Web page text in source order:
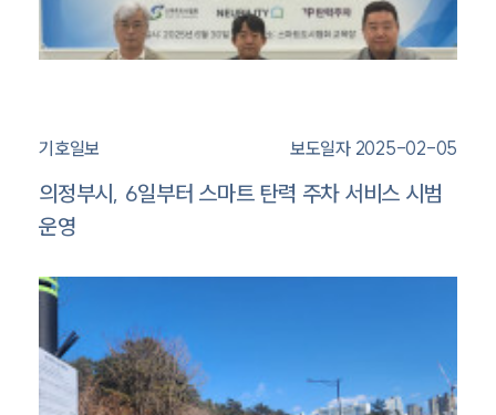
기호일보 보도일자 2025-02-05
의정부시, 6일부터 스마트 탄력 주차 서비스 시범
운영